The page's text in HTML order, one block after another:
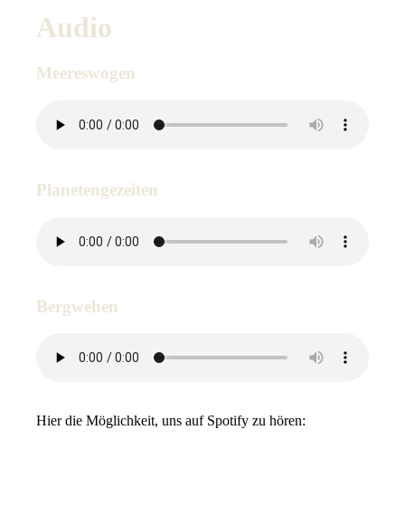
Audio
Meereswogen
Planetengezeiten
Bergwehen
Hier die Möglichkeit, uns auf Spotify zu hören: